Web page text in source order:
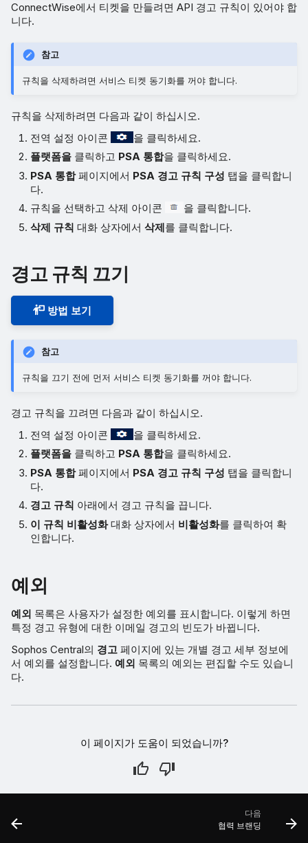
ConnectWise에서 티켓을 만들려면 API 경고 규칙이 있어야 합
니다.
참고
규칙을 삭제하려면 서비스 티켓 동기화를 꺼야 합니다.
규칙을 삭제하려면 다음과 같이 하십시오.
전역 설정 아이콘
을 클릭하세요.
플랫폼을 클릭하고 PSA 통합을 클릭하세요.
PSA 통합페이지에서 PSA 경고 규칙 구성 탭을 클릭합니
다.
규칙을 선택하고 삭제 아이콘
을 클릭합니다.
삭제 규칙 대화 상자에서삭제를 클릭합니다.
경고 규칙 끄기
방법 보기
참고
규칙을 끄기 전에 먼저 서비스 티켓 동기화를 꺼야 합니다.
경고 규칙을 끄려면 다음과 같이 하십시오.
전역 설정 아이콘
을 클릭하세요.
플랫폼을 클릭하고 PSA 통합을 클릭하세요.
PSA 통합페이지에서 PSA 경고 규칙 구성 탭을 클릭합니
다.
경고 규칙 아래에서 경고 규칙을 끕니다.
이 규칙 비활성화대화 상자에서 비활성화를 클릭하여 확
인합니다.
예외
예외 목록은 사용자가 설정한 예외를 표시합니다. 이렇게 하면
특정 경고 유형에 대한 이메일 경고의 빈도가 바뀝니다.
Sophos Central의 경고 페이지에 있는 개별 경고 세부 정보에
서 예외를 설정합니다. 예외 목록의 예외는 편집할 수도 있습니
다.
이 페이지가 도움이 되었습니까?
다음
협력 브랜딩